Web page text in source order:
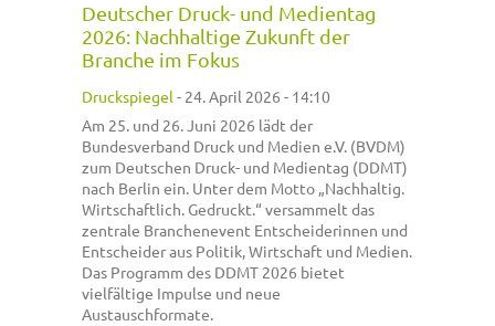
Deutscher Druck- und Medientag
2026: Nachhaltige Zukunft der
Branche im Fokus
Druckspiegel - 24. April 2026 - 14:10
Am 25. und 26. Juni 2026 lädt der
Bundesverband Druck und Medien e.V. (BVDM)
zum Deutschen Druck- und Medientag (DDMT)
nach Berlin ein. Unter dem Motto „Nachhaltig.
Wirtschaftlich. Gedruckt.“ versammelt das
zentrale Branchenevent Entscheiderinnen und
Entscheider aus Politik, Wirtschaft und Medien.
Das Programm des DDMT 2026 bietet
vielfältige Impulse und neue
Austauschformate.